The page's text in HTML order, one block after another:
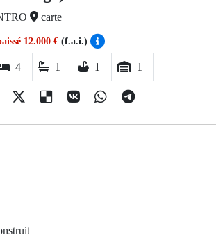
carte
12.000 € (f.a.i.)
4 1 1 1